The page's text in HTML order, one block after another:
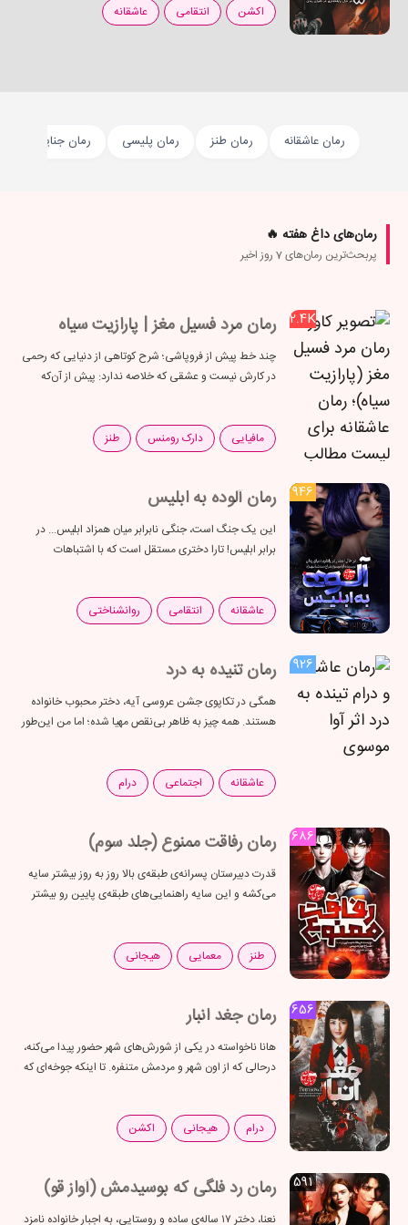
اکشن انتقامی عاشقانه
رمان عاشقانه رمان طنز رمان پلیسی رمان جنایی
رمان‌های داغ هفته 🔥
پربحث‌ترین رمان‌های 7 روز اخیر
2.4K رمان مرد فسیل مغز | پارازیت سیاه
چند خط پیش از فروپاشی؛ شرح کوتاهی از دنیایی که رحمی
در کارش نیست و عشقی که خلاصه ندارد: پیش از آن‌که
مافیایی
دارک رومنس طنز
946 رمان آلوده به ابلیس
این یک جنگ است، جنگی نابرابر میان همزاد ابلیس... در
برابر ابلیس! تارا دختری مستقل است که با اشتباهات
عاشقانه
انتقامی روانشناختی
926 رمان تنیده به درد
همگی در تکاپوی جشن عروسی آیه، دختر محبوب خانواده
هستند. همه چیز به ظاهر بی‌نقص مهیا شده؛ اما من این‌طور
عاشقانه
اجتماعی درام
686 رمان رفاقت ممنوع (جلد سوم)
قدرت دبیرستان پسرانه‌ی طبقه‌ی بالا روز به روز بیشتر سایه
می‌کشه و این سایه راهنمایی‌های طبقه‌ی پایین رو بیشتر
طنز
معمایی هیجانی
656 رمان جغد انبار
هانا ناخواسته در یکی از شورش‌های شهر حضور پیدا می‌کنه،
درحالی که از اون شهر و مردمش متنفره. تا اینکه جوخه‌ای که
درام
هیجانی اکشن
591 رمان رد فلگی که بوسیدمش (آواز قو)
نعنا، دختر ۱۷ ساله‌ی ساده و روستایی، به اجبار خانواده نامزد